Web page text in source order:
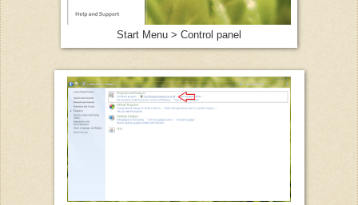
Start Menu > Control panel